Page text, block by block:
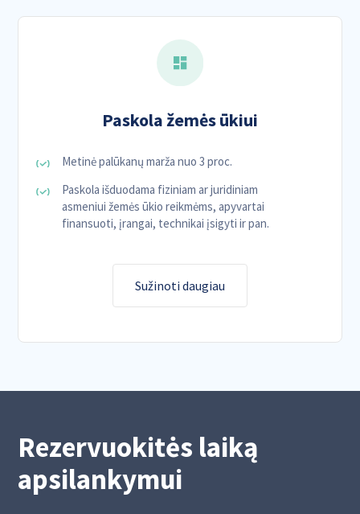
Paskola žemės ūkiui
Metinė palūkanų marža nuo 3 proc.
Paskola išduodama fiziniam ar juridiniam
asmeniui žemės ūkio reikmėms, apyvartai
finansuoti, įrangai, technikai įsigyti ir pan.
Sužinoti daugiau
Rezervuokitės laiką
apsilankymui